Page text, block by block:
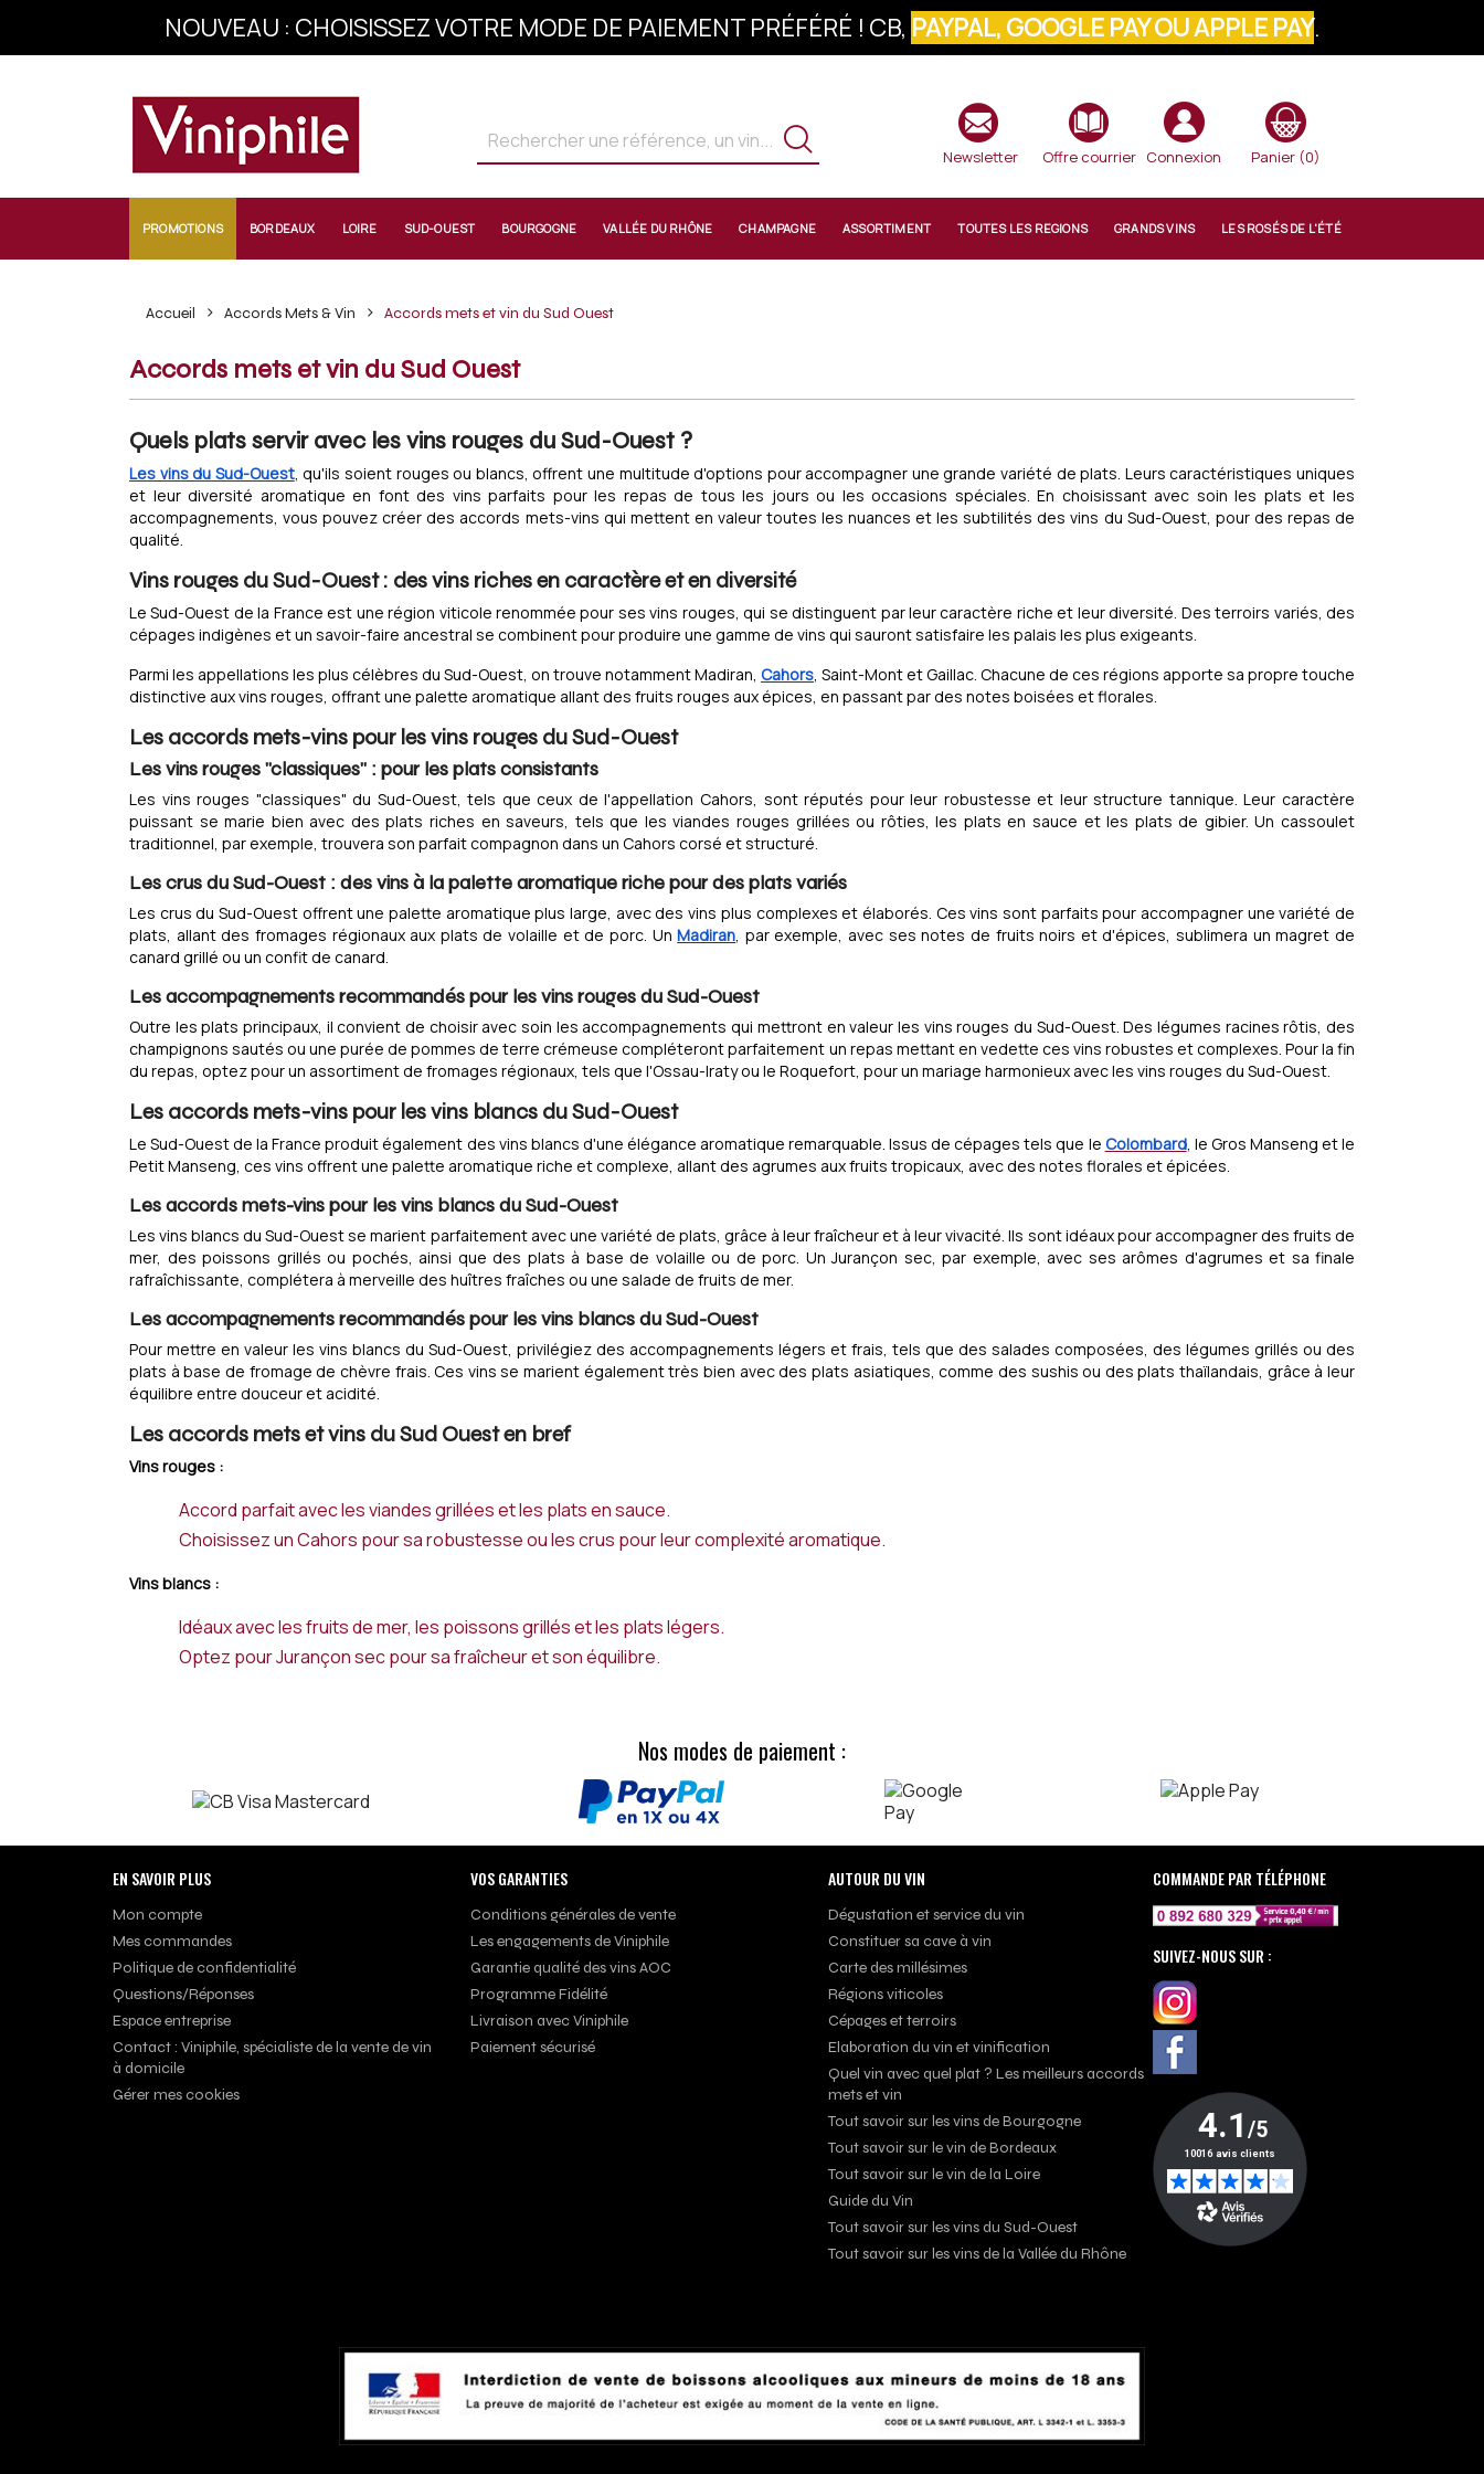
NOUVEAU : CHOISISSEZ VOTRE MODE DE PAIEMENT PRÉFÉRÉ ! CB, PAYPAL, GOOGLE PAY OU APPLE PAY.
Newsletter Offre courrier Connexion Panier (0)
PROMOTIONS BORDEAUX LOIRE SUD-OUEST BOURGOGNE VALLÉE DU RHÔNE CHAMPAGNE ASSORTIMENT TOUTES LES REGIONS GRANDS VINS LES ROSÉS DE L'ÉTÉ
Accueil Accords Mets & Vin Accords mets et vin du Sud Ouest
Accords mets et vin du Sud Ouest
Quels plats servir avec les vins rouges du Sud-Ouest ?
Les vins du Sud-Ouest, qu'ils soient rouges ou blancs, offrent une multitude d'options pour accompagner une grande variété de plats. Leurs caractéristiques uniques
et leur diversité aromatique en font des vins parfaits pour les repas de tous les jours ou les occasions spéciales. En choisissant avec soin les plats et les
accompagnements, vous pouvez créer des accords mets-vins qui mettent en valeur toutes les nuances et les subtilités des vins du Sud-Ouest, pour des repas de
qualité.
Vins rouges du Sud-Ouest : des vins riches en caractère et en diversité
Le Sud-Ouest de la France est une région viticole renommée pour ses vins rouges, qui se distinguent par leur caractère riche et leur diversité. Des terroirs variés, des
cépages indigènes et un savoir-faire ancestral se combinent pour produire une gamme de vins qui sauront satisfaire les palais les plus exigeants.
Parmi les appellations les plus célèbres du Sud-Ouest, on trouve notamment Madiran, Cahors, Saint-Mont et Gaillac. Chacune de ces régions apporte sa propre touche
distinctive aux vins rouges, offrant une palette aromatique allant des fruits rouges aux épices, en passant par des notes boisées et florales.
Les accords mets-vins pour les vins rouges du Sud-Ouest
Les vins rouges "classiques" : pour les plats consistants
Les vins rouges "classiques" du Sud-Ouest, tels que ceux de l'appellation Cahors, sont réputés pour leur robustesse et leur structure tannique. Leur caractère
puissant se marie bien avec des plats riches en saveurs, tels que les viandes rouges grillées ou rôties, les plats en sauce et les plats de gibier. Un cassoulet
traditionnel, par exemple, trouvera son parfait compagnon dans un Cahors corsé et structuré.
Les crus du Sud-Ouest : des vins à la palette aromatique riche pour des plats variés
Les crus du Sud-Ouest offrent une palette aromatique plus large, avec des vins plus complexes et élaborés. Ces vins sont parfaits pour accompagner une variété de
plats, allant des fromages régionaux aux plats de volaille et de porc. UnMadiran, par exemple, avec ses notes de fruits noirs et d'épices, sublimera un magret de
canard grillé ou un confit de canard.
Les accompagnements recommandés pour les vins rouges du Sud-Ouest
Outre les plats principaux, il convient de choisir avec soin les accompagnements qui mettront en valeur les vins rouges du Sud-Ouest. Des légumes racines rôtis, des
champignons sautés ou une purée de pommes de terre crémeuse compléteront parfaitement un repas mettant en vedette ces vins robustes et complexes. Pour la fin
du repas, optez pour un assortiment de fromages régionaux, tels que l'Ossau-Iraty ou le Roquefort, pour un mariage harmonieux avec les vins rouges du Sud-Ouest.
Les accords mets-vins pour les vins blancs du Sud-Ouest
Le Sud-Ouest de la France produit également des vins blancs d'une élégance aromatique remarquable. Issus de cépages tels que le Colombard, le Gros Manseng et le
Petit Manseng, ces vins offrent une palette aromatique riche et complexe, allant des agrumes aux fruits tropicaux, avec des notes florales et épicées.
Les accords mets-vins pour les vins blancs du Sud-Ouest
Les vins blancs du Sud-Ouest se marient parfaitement avec une variété de plats, grâce à leur fraîcheur et à leur vivacité. Ils sont idéaux pour accompagner des fruits de
mer, des poissons grillés ou pochés, ainsi que des plats à base de volaille ou de porc. Un Jurançon sec, par exemple, avec ses arômes d'agrumes et sa finale
rafraîchissante, complétera à merveille des huîtres fraîches ou une salade de fruits de mer.
Les accompagnements recommandés pour les vins blancs du Sud-Ouest
Pour mettre en valeur les vins blancs du Sud-Ouest, privilégiez des accompagnements légers et frais, tels que des salades composées, des légumes grillés ou des
plats à base de fromage de chèvre frais. Ces vins se marient également très bien avec des plats asiatiques, comme des sushis ou des plats thaïlandais, grâce à leur
équilibre entre douceur et acidité.
Les accords mets et vins du Sud Ouest en bref
Vins rouges :
Accord parfait avec les viandes grillées et les plats en sauce.
Choisissez un Cahors pour sa robustesse ou les crus pour leur complexité aromatique.
Vins blancs :
Idéaux avec les fruits de mer, les poissons grillés et les plats légers.
Optez pour Jurançon sec pour sa fraîcheur et son équilibre.
Nos modes de paiement :
EN SAVOIR PLUS
Mon compte
Mes commandes
Politique de confidentialité
Questions/Réponses
Espace entreprise
Contact : Viniphile, spécialiste de la vente de vin
à domicile
Gérer mes cookies
VOS GARANTIES
Conditions générales de vente
Les engagements de Viniphile
Garantie qualité des vins AOC
Programme Fidélité
Livraison avec Viniphile
Paiement sécurisé
AUTOUR DU VIN
Dégustation et service du vin
Constituer sa cave à vin
Carte des millésimes
Régions viticoles
Cépages et terroirs
Elaboration du vin et vinification
Quel vin avec quel plat ? Les meilleurs accords
mets et vin
Tout savoir sur les vins de Bourgogne
Tout savoir sur le vin de Bordeaux
Tout savoir sur le vin de la Loire
Guide du Vin
Tout savoir sur les vins du Sud-Ouest
Tout savoir sur les vins de la Vallée du Rhône
COMMANDE PAR TÉLÉPHONE
SUIVEZ-NOUS SUR :